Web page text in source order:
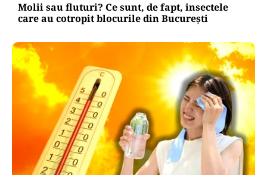
Molii sau fluturi? Ce sunt, de fapt, insectele
care au cotropit blocurile din București